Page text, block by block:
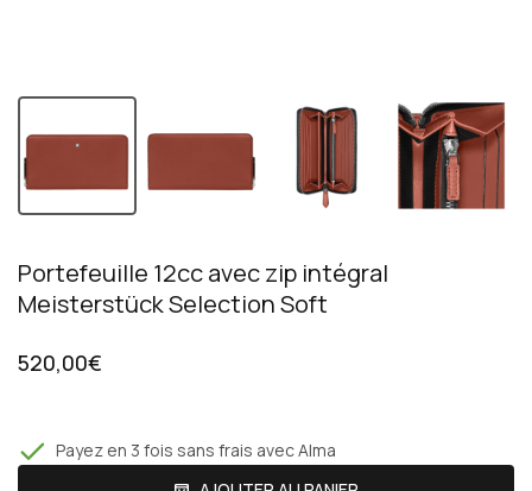
Portefeuille 12cc avec zip intégral
Meisterstück Selection Soft
520,00€
Payez en 3 fois sans frais avec Alma